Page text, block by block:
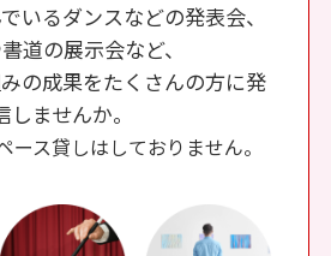
いるダンスなどの発表会、
道の展示会など、
の成果をたくさんの方に発
しませんか。
ス貸しはしておりません。